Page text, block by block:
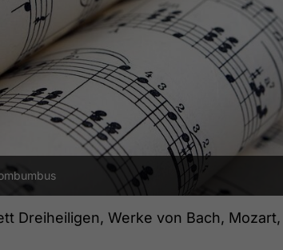
Dreiheiligen, Werke von Bach, Mozart,